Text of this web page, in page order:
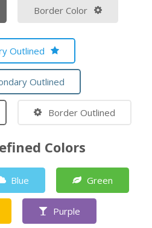
Border Color
Outlined
Outlined
Border Outlined
Colors
Blue Green
Purple